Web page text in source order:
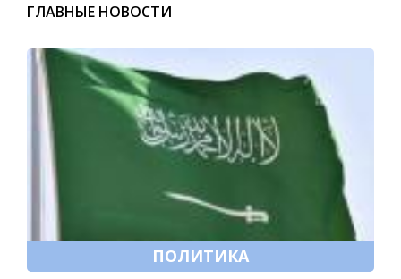
ГЛАВНЫЕ НОВОСТИ
ПОЛИТИКА